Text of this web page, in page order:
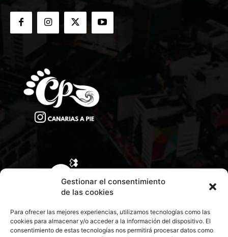
Gestionar el consentimiento
de las cookies
Para ofrecer las mejores experiencias, utilizamos tecnologías como las
cookies para almacenar y/o acceder a la información del dispositivo. El
consentimiento de estas tecnologías nos permitirá procesar datos como